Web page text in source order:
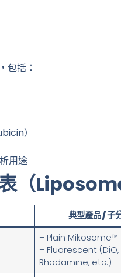
包括：
）
用途
Liposome
典型產品 / 子
– Plain Mikosome™
– Fluorescent (DiO,
Rhodamine, etc.)